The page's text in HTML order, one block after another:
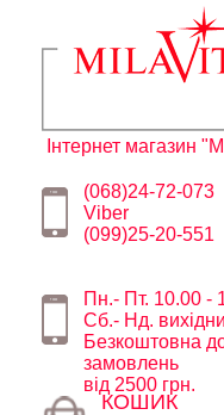
Інтернет магазин
(068)24-72-073
Viber
(099)25-20-551
Пн.- Пт. 10.00 -
Сб.- Нд.
Безкоштовна
замовлень
від 2500 грн.
КОШИК